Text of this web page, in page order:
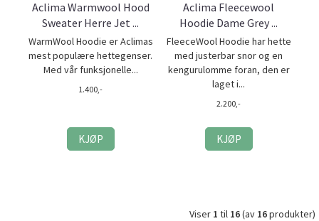
Aclima Warmwool Hood
Sweater Herre Jet ...
WarmWool Hoodie er Aclimas
mest populære hettegenser.
Med vår funksjonelle...
1.400,-
KJØP
Aclima Fleecewool
Hoodie Dame Grey ...
FleeceWool Hoodie har hette
med justerbar snor og en
kengurulomme foran, den er
laget i...
2.200,-
KJØP
Viser 1 til 16(av 16produkter)